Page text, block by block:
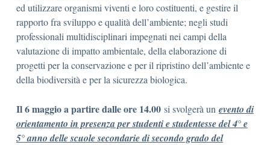
ed utilizzare organismi viventi e loro costituenti, e gestire il
rapporto fra sviluppo e qualità dell’ambiente; negli studi
professionali multidisciplinari impegnati nei campi della
valutazione di impatto ambientale, della elaborazione di
progetti per la conservazione e per il ripristino dell’ambiente e
della biodiversità e per la sicurezza biologica.
Il 6 maggio a partire dalle ore 14.00 si svolgerà un evento di
orientamento in presenza per studenti e studentesse del 4° e
5° anno delle scuole secondarie di secondo grado del